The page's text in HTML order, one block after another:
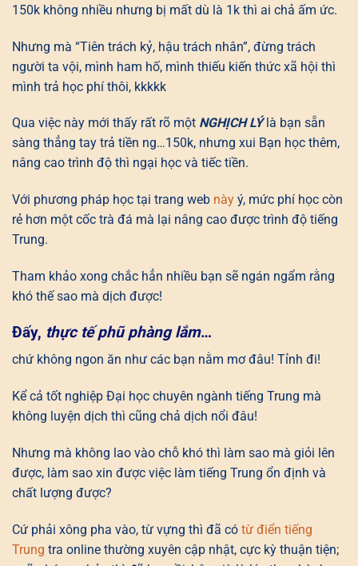
150k không nhiều nhưng bị mất dù là 1k thì ai chả ấm ức.
Nhưng mà “Tiên trách kỷ, hậu trách nhân”, đừng trách
người ta vội, mình ham hố, mình thiếu kiến thức xã hội thì
mình trả học phí thôi, kkkkk
Qua việc này mới thấy rất rõ một NGHỊCH LÝlà bạn sẵn
sàng thẳng tay trả tiền ng…150k, nhưng xui Bạn học thêm,
nâng cao trình độ thì ngại học và tiếc tiền.
Với phương pháp học tại trang web này ý, mức phí học còn
rẻ hơn một cốc trà đá mà lại nâng cao được trình độ tiếng
Trung.
Tham khảo xong chắc hẳn nhiều bạn sẽ ngán ngẩm rằng
khó thế sao mà dịch được!
Đấy, thực tế phũ phàng lắm…
chứ không ngon ăn như các bạn nằm mơ đâu! Tỉnh đi!
Kể cả tốt nghiệp Đại học chuyên ngành tiếng Trung mà
không luyện dịch thì cũng chả dịch nổi đâu!
Nhưng mà không lao vào chỗ khó thì làm sao mà giỏi lên
được, làm sao xin được việc làm tiếng Trung ổn định và
chất lượng được?
Cứ phải xông pha vào, từ vựng thì đã có từ điển tiếng
Trung tra online thường xuyên cập nhật, cực kỳ thuận tiện;